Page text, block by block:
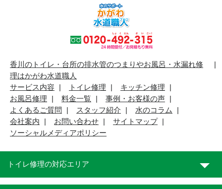
香川のトイレ・台所の排水管のつまりやお風呂・水漏れ修
理はかがわ水道職人
サービス内容
トイレ修理
キッチン修理
お風呂修理
料金一覧
事例・お客様の声
よくあるご質問
スタッフ紹介
水のコラム
会社案内
お問い合わせ
サイトマップ
ソーシャルメディアポリシー
トイレ修理の対応エリア